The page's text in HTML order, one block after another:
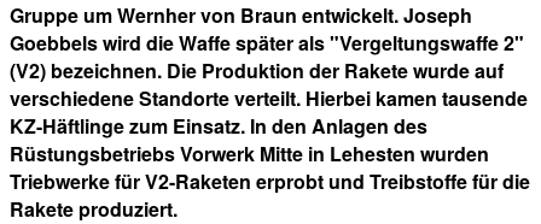
Gruppe um Wernher von Braun entwickelt. Joseph
Goebbels wird die Waffe später als "Vergeltungswaffe 2"
(V2) bezeichnen. Die Produktion der Rakete wurde auf
verschiedene Standorte verteilt. Hierbei kamen tausende
KZ-Häftlinge zum Einsatz. In den Anlagen des
Rüstungsbetriebs Vorwerk Mitte in Lehesten wurden
Triebwerke für V2-Raketen erprobt und Treibstoffe für die
Rakete produziert.